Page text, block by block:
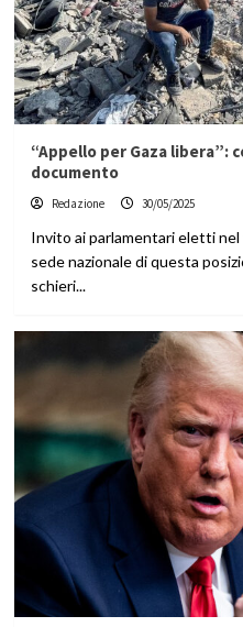
“Appello per Gaza libera”:
documento
Redazione 30/05/2025
Invito ai parlamentari eletti
sede nazionale di questa
schieri...